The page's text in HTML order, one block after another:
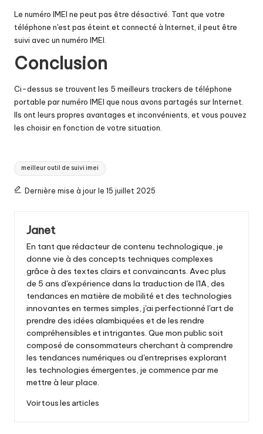
Le numéro IMEI ne peut pas être désactivé. Tant que votre
téléphone n'est pas éteint et connecté à Internet, il peut être
suivi avec un numéro IMEI.
Conclusion
Ci-dessus se trouvent les 5 meilleurs trackers de téléphone
portable par numéro IMEI que nous avons partagés sur Internet.
Ils ont leurs propres avantages et inconvénients, et vous pouvez
les choisir en fonction de votre situation.
Mots
clés
:
meilleur outil de suivi imei
Dernière mise à jour le 15 juillet 2025
Janet
En tant que rédacteur de contenu technologique, je
donne vie à des concepts techniques complexes
grâce à des textes clairs et convaincants. Avec plus
de 5 ans d'expérience dans la traduction de l'IA, des
tendances en matière de mobilité et des technologies
innovantes en termes simples, j'ai perfectionné l'art de
prendre des idées alambiquées et de les rendre
compréhensibles et intrigantes. Que mon public soit
composé de consommateurs cherchant à comprendre
les tendances numériques ou d'entreprises explorant
les technologies émergentes, je commence par me
mettre à leur place.
Voir tous les articles